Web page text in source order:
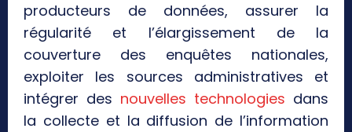
producteurs de données, assurer la
régularité et l’élargissement de la
couverture des enquêtes nationales,
exploiter les sources administratives et
intégrer des nouvelles technologies dans
la collecte et la diffusion de l’information